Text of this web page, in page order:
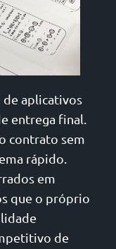
de aplicativos
entrega final.
contrato sem
rápido.
em
que o próprio
de